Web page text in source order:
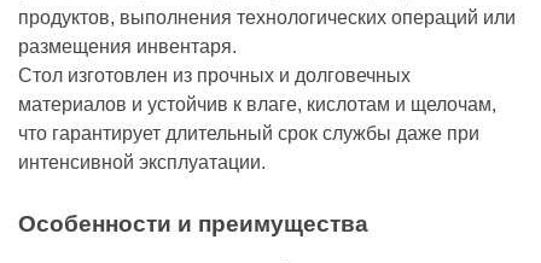
продуктов, выполнения технологических операций или
размещения инвентаря.
Стол изготовлен из прочных и долговечных
материалов и устойчив к влаге, кислотам и щелочам,
что гарантирует длительный срок службы даже при
интенсивной эксплуатации.
Особенности и преимущества